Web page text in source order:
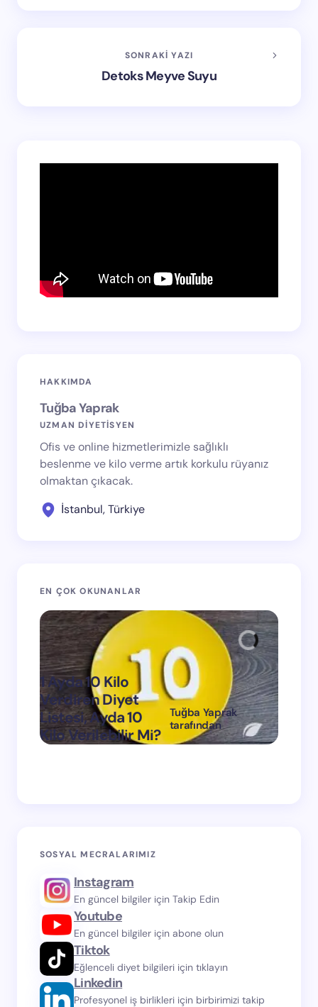
SONRAKI YAZI
Detoks Meyve Suyu
HAKKIMDA
Tuğba Yaprak
UZMAN DİYETİSYEN
Ofis ve online hizmetlerimizle sağlıklı
beslenme ve kilo verme artık korkulu rüyanız
olmaktan çıkacak.
İstanbul, Türkiye
EN ÇOK OKUNANLAR
1 Ayda 10 Kilo
Verdiren Diyet
Listesi, Ayda 10
Kilo Verilebilir Mi?
Tuğba Yaprak
tarafından
on Mart 11, 2024
SOSYAL MECRALARIMIZ
Instagram
En güncel bilgiler için Takip Edin
Youtube
En güncel bilgiler için abone olun
Tiktok
Eğlenceli diyet bilgileri için tıklayın
Linkedin
Profesyonel iş birlikleri için birbirimizi takip